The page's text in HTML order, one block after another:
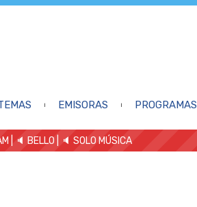
EMISORAS PROGRAMAS
| 🔈 BELLO 🔈 SOLO MÚSICA